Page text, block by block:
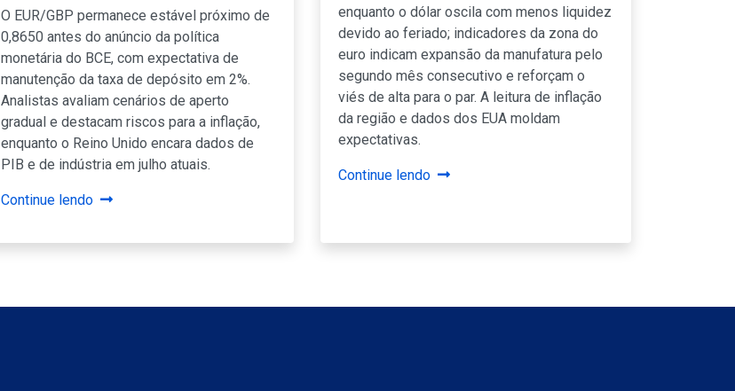
O EUR/GBP permanece estável próximo de
0,8650 antes do anúncio da política
monetária do BCE, com expectativa de
manutenção da taxa de depósito em 2%.
Analistas avaliam cenários de aperto
gradual e destacam riscos para a inflação,
enquanto o Reino Unido encara dados de
PIB e de indústria em julho atuais.
Continue lendo
enquanto o dólar oscila com menos liquidez
devido ao feriado; indicadores da zona do
euro indicam expansão da manufatura pelo
segundo mês consecutivo e reforçam o
viés de alta para o par. A leitura de inflação
da região e dados dos EUA moldam
expectativas.
Continue lendo